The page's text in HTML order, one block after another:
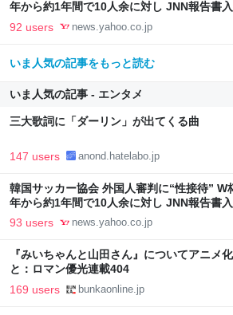
年から約1年間で10人余に対し JNN報告書
Powered by JNN） - Yahoo!ニュース
92 users news.yahoo.co.jp
いま人気の記事をもっと読む
いま人気の記事 - エンタメ
三大歌詞に「ダーリン」が出てくる曲
147 users anond.hatelabo.jp
韓国サッカー協会 外国人審判に“性接待” W
年から約1年間で10人余に対し JNN報告書
Powered by JNN） - Yahoo!ニュース
93 users news.yahoo.co.jp
『みいちゃんと山田さん』についてアニメ
と：ロマン優光連載404
169 users bunkaonline.jp